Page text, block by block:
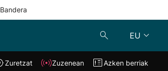
EU
Klisk Zuzenean
Zuretzat Zuzenean Azken berriak